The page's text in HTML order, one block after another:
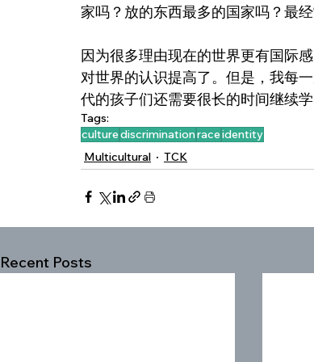
家吗？放的东西最多的国家吗？最
因为很多理由现在的世界更有国际
对世界的认识提高了。但是，我每
代的孩子们还需要很长的时间继续
Tags:
culturediscriminationraceidentity
Multicultural
TCK
Recent Posts